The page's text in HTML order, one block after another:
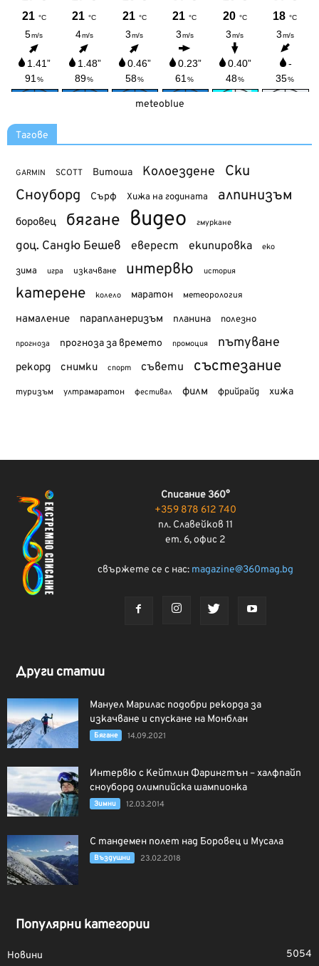
meteoblue
Тагове
GARMIN SCOTT Витоша Колоездене Ски
Сноуборд Сърф Хижа на годината алпинизъм
боровец бягане видео гмуркане
доц. Сандю Бешев еверест екипировка еко
зима игра изкачване интервю история
катерене колело маратон метеорология
намаление парапланеризъм планина полезно
прогноза прогноза за времето промоция пътуване
рекорд снимки спорт съвети състезание
туризъм ултрамаратон фестивал филм фрийрайд хижа
Списание 360°
+359 878 612 740
пл. Славейков 11
ет. 6, офис 2
свържете се с нас: magazine@360mag.bg
Други статии
Мануел Марилас подобри рекорда за
изкачване и спускане на Монблан
Бягане 14.09.2021
Интервю с Кейтлин Фарингтън – халфпайп
сноуборд олимпийска шампионка
Зимни 12.03.2014
С тандемен полет над Боровец и Мусала
Въздушни 23.02.2018
Популярни категории
Новини 5054